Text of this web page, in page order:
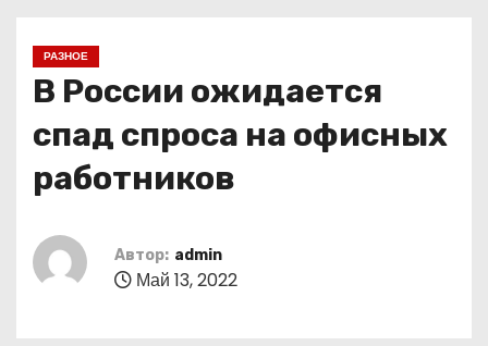
РАЗНОЕ
В России ожидается
спад спроса на офисных
работников
Автор: admin
Май 13, 2022